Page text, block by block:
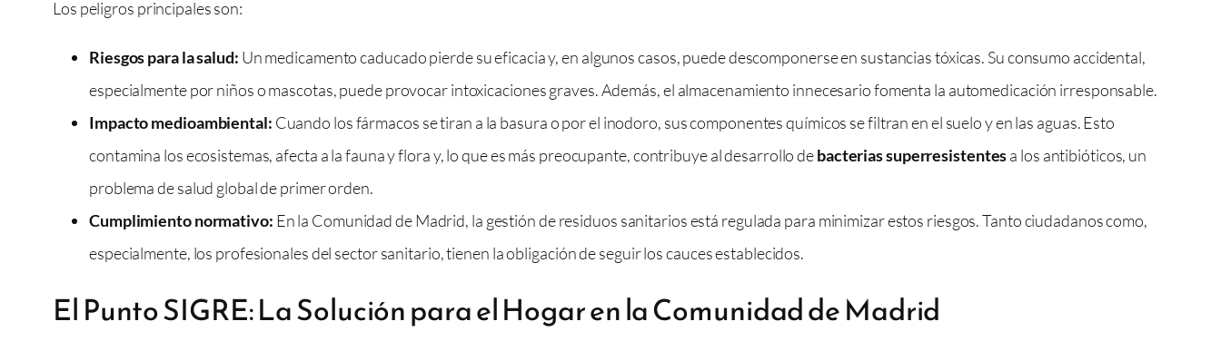
Los peligros principales son:
Riesgos para la salud: Un medicamento caducado pierde su eficacia y, en algunos casos, puede descomponerse en sustancias tóxicas. Su consumo accidental,
especialmente por niños o mascotas, puede provocar intoxicaciones graves. Además, el almacenamiento innecesario fomenta la automedicación irresponsable.
Impacto medioambiental: Cuando los fármacos se tiran a la basura o por el inodoro, sus componentes químicos se filtran en el suelo y en las aguas. Esto
contamina los ecosistemas, afecta a la fauna y flora y, lo que es más preocupante, contribuye al desarrollo debacterias superresistentesa los antibióticos, un
problema de salud global de primer orden.
Cumplimiento normativo: En la Comunidad de Madrid, la gestión de residuos sanitarios está regulada para minimizar estos riesgos. Tanto ciudadanos como,
especialmente, los profesionales del sector sanitario, tienen la obligación de seguir los cauces establecidos.
El Punto SIGRE: La Solución para el Hogar en la Comunidad de Madrid